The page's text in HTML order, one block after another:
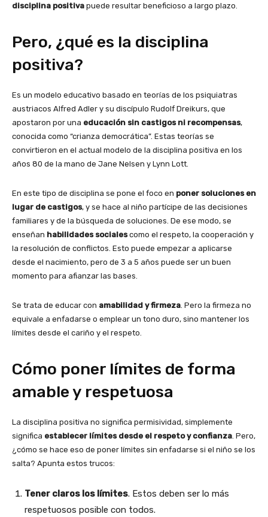
disciplina positiva puede resultar beneficioso a largo plazo.
Pero, ¿qué es la disciplina
positiva?
Es un modelo educativo basado en teorías de los psiquiatras
austriacos Alfred Adler y su discípulo Rudolf Dreikurs, que
apostaron por una educación sin castigos ni recompensas,
conocida como “crianza democrática”. Estas teorías se
convirtieron en el actual modelo de la disciplina positiva en los
años 80 de la mano de Jane Nelsen y Lynn Lott.
En este tipo de disciplina se pone el foco en poner soluciones en
lugar de castigos, y se hace al niño partícipe de las decisiones
familiares y de la búsqueda de soluciones. De ese modo, se
enseñan habilidades socialescomo el respeto, la cooperación y
la resolución de conflictos. Esto puede empezar a aplicarse
desde el nacimiento, pero de 3 a 5 años puede ser un buen
momento para afianzar las bases.
Se trata de educar con amabilidad y firmeza . Pero la firmeza no
equivale a enfadarse o emplear un tono duro, sino mantener los
límites desde el cariño y el respeto.
Cómo poner límites de forma
amable y respetuosa
La disciplina positiva no significa permisividad, simplemente
significa establecer límites desde el respeto y confianza . Pero,
¿cómo se hace eso de poner límites sin enfadarse si el niño se los
salta? Apunta estos trucos:
Tener claros los límites. Estos deben ser lo más
respetuosos posible con todos.